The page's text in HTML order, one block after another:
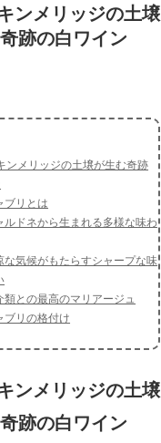
ンメリッジの土壌
跡の白ワイン
ンメリッジの土壌が生む奇跡
ブリとは
ルドネから生まれる多様な味わ
な気候がもたらすシャープな味
類との最高のマリアージュ
ブリの格付け
ンメリッジの土壌
跡の白ワイン